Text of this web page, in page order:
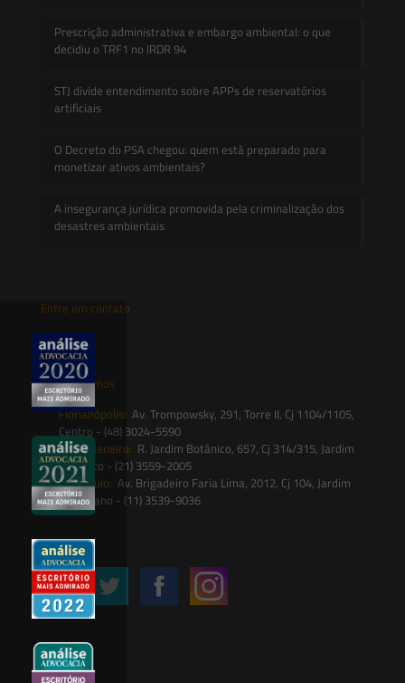
Prescrição administrativa e embargo ambiental: o que
decidiu o TRF1 no IRDR 94
STJ divide entendimento sobre APPs de reservatórios
artificiais
O Decreto do PSA chegou: quem está preparado para
monetizar ativos ambientais?
A insegurança jurídica promovida pela criminalização dos
desastres ambientais
Entre em contato
contato@saesadvogados.com.br
Onde estamos
Florianópolis: Av. Trompowsky, 291, Torre II, Cj 1104/1105,
Centro - (48) 3024-5590
Rio de Janeiro: R. Jardim Botânico, 657, Cj 314/315, Jardim
Botânico - (21) 3559-2005
São Paulo: Av. Brigadeiro Faria Lima, 2012, Cj 104, Jardim
Paulistano - (11) 3539-9036
Siga-nos